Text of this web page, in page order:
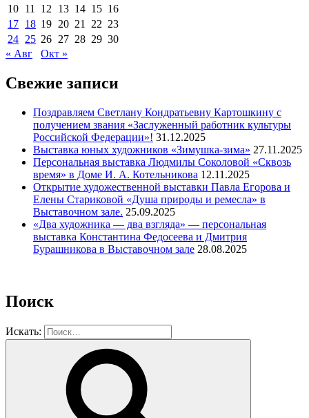
10 11 12 13 14 15 16
17 18 19 20 21 22 23
24 25 26 27 28 29 30
« Авг
Окт »
Свежие записи
Поздравляем Светлану Кондратьевну Картошкину с
получением звания «Заслуженный работник культуры
Российской Федерации»! 31.12.2025
Выставка юных художников «Зимушка-зима» 27.11.2025
Персональная выставка Людмилы Соколовой «Сквозь
время» в Доме И. А. Котельникова 12.11.2025
Открытие художественной выставки Павла Егорова и
Елены Стариковой «Душа природы и ремесла» в
Выставочном зале. 25.09.2025
«Два художника — два взгляда» — персональная
выставка Константина Федосеева и Дмитрия
Бурашникова в Выставочном зале 28.08.2025
Поиск
Искать: